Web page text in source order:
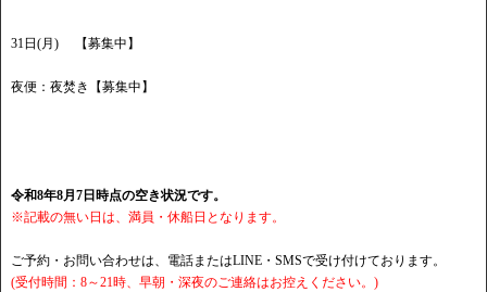
31日(月) 【募集中】
夜便：夜焚き【募集中】
令和8年8月7日時点の空き状況です。
※記載の無い日は、満員・休船日となります。
ご予約・お問い合わせは、電話またはLINE・SMSで受け付けております。
(受付時間：8～21時、早朝・深夜のご連絡はお控えください。)